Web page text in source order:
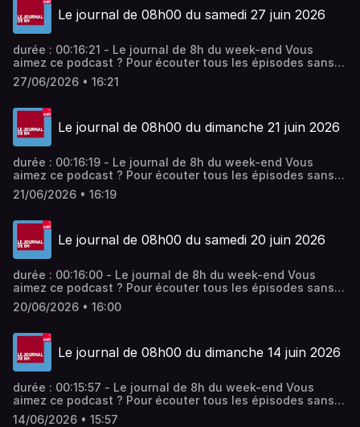
Le journal de 08h00 du samedi 27 juin 2026
durée : 00:16:21 - Le journal de 8h du week-end Vous
aimez ce podcast ? Pour écouter tous les épisodes sans
limite, rendez-vous sur Radio France
27/06/2026 • 16:21
Le journal de 08h00 du dimanche 21 juin 2026
durée : 00:16:19 - Le journal de 8h du week-end Vous
aimez ce podcast ? Pour écouter tous les épisodes sans
limite, rendez-vous sur Radio France
21/06/2026 • 16:19
Le journal de 08h00 du samedi 20 juin 2026
durée : 00:16:00 - Le journal de 8h du week-end Vous
aimez ce podcast ? Pour écouter tous les épisodes sans
limite, rendez-vous sur Radio France
20/06/2026 • 16:00
Le journal de 08h00 du dimanche 14 juin 2026
durée : 00:15:57 - Le journal de 8h du week-end Vous
aimez ce podcast ? Pour écouter tous les épisodes sans
limite, rendez-vous sur Radio France
14/06/2026 • 15:57